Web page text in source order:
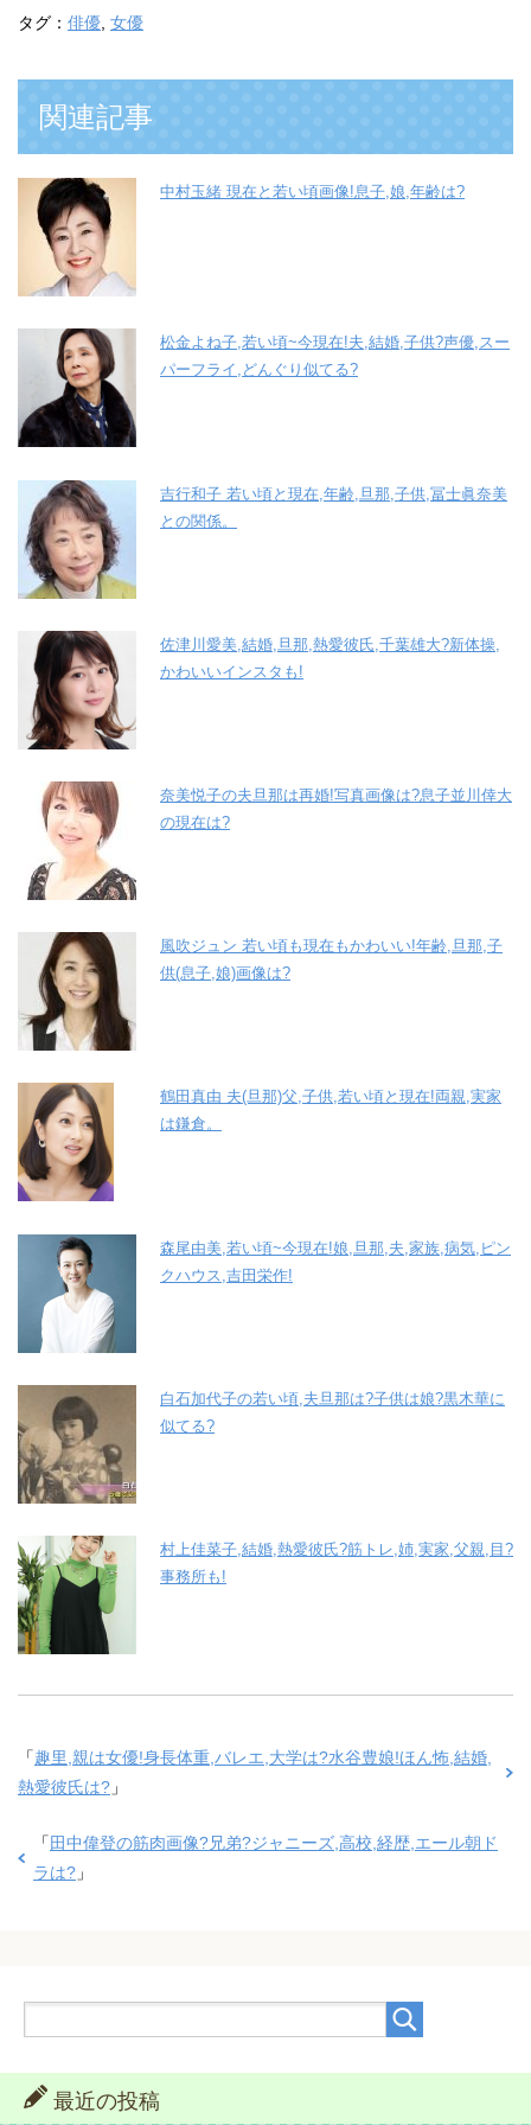
タグ： 俳優, 女優
関連記事
中村玉緒 現在と若い頃画像!息子,娘,年齢は?
松金よね子,若い頃~今現在!夫,結婚,子供?声優,スー
パーフライ,どんぐり似てる?
吉行和子 若い頃と現在,年齢,旦那,子供,冨士眞奈美
との関係。
佐津川愛美,結婚,旦那,熱愛彼氏,千葉雄大?新体操,
かわいいインスタも!
奈美悦子の夫旦那は再婚!写真画像は?息子並川倖大
の現在は?
風吹ジュン 若い頃も現在もかわいい!年齢,旦那,子
供(息子,娘)画像は?
鶴田真由 夫(旦那)父,子供,若い頃と現在!両親,実家
は鎌倉。
森尾由美,若い頃~今現在!娘,旦那,夫,家族,病気,ピン
クハウス,吉田栄作!
白石加代子の若い頃,夫旦那は?子供は娘?黒木華に
似てる?
村上佳菜子,結婚,熱愛彼氏?筋トレ,姉,実家,父親,目?
事務所も!
「趣里,親は女優!身長体重,バレエ,大学は?水谷豊娘!ほん怖,結婚,
熱愛彼氏は? 」
「 田中偉登の筋肉画像?兄弟?ジャニーズ,高校,経歴,エール朝ド
ラは? 」
最近の投稿